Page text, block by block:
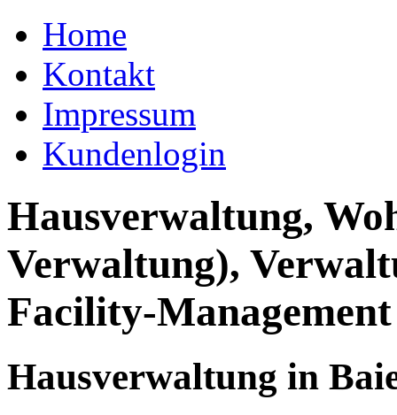
Home
Kontakt
Impressum
Kundenlogin
Hausverwaltung,
Verwaltung),
Facility-Management
Hausverwaltung in